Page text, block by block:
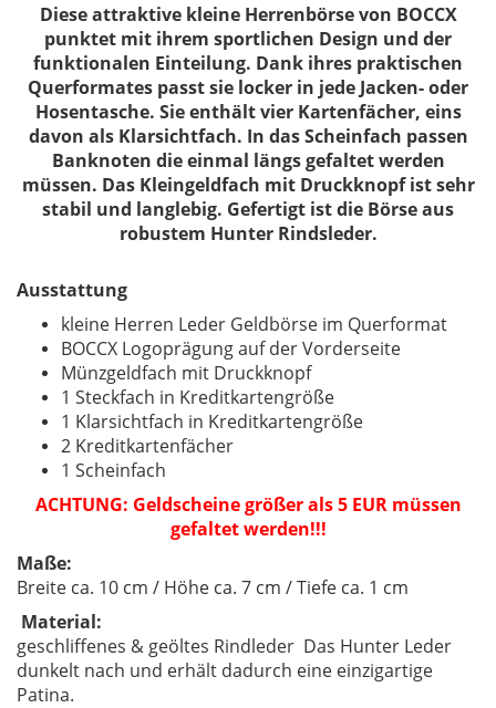
Diese attraktive kleine Herrenbörse von BOCCX
punktet mit ihrem sportlichen Design und der
funktionalen Einteilung. Dank ihres praktischen
Querformates passt sie locker in jede Jacken- oder
Hosentasche. Sie enthält vier Kartenfächer, eins
davon als Klarsichtfach. In das Scheinfach passen
Banknoten die einmal längs gefaltet werden
müssen. Das Kleingeldfach mit Druckknopf ist sehr
stabil und langlebig. Gefertigt ist die Börse aus
robustem Hunter Rindsleder.
Ausstattung
kleine Herren Leder Geldbörse im Querformat
BOCCX Logoprägung auf der Vorderseite
Münzgeldfach mit Druckknopf
1 Steckfach in Kreditkartengröße
1 Klarsichtfach in Kreditkartengröße
2 Kreditkartenfächer
1 Scheinfach
ACHTUNG: Geldscheine größer als 5 EUR müssen
gefaltet werden!!!
Maße:
Breite ca. 10 cm / Höhe ca. 7 cm / Tiefe ca. 1 cm
Material:
geschliffenes & geöltes Rindleder Das Hunter Leder
dunkelt nach und erhält dadurch eine einzigartige
Patina.